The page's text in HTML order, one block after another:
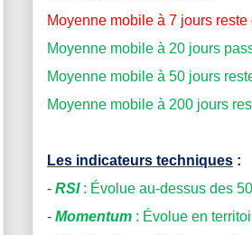
Moyenne mobile à 7 jours
Moyenne mobile à 20 jours
Moyenne mobile à 50 jours
Moyenne mobile à 200 jours
Les indicateurs techniques :
- RSI: Évolue au-dessus des 50
- Momentum : Évolue en